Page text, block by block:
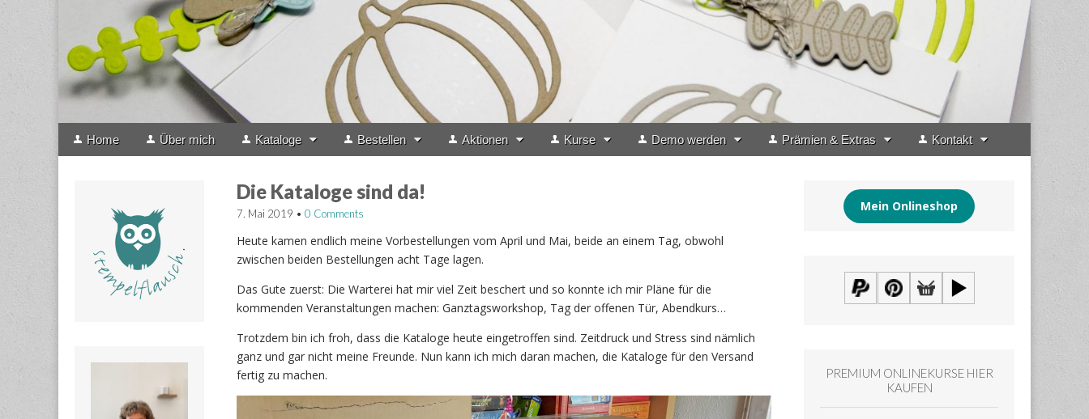
Main
Skip
Home Über mich Kataloge Bestellen Aktionen Kurse Demo werden Prämien & Extras Kontakt
Die Kataloge sind da!
7. Mai 2019 • 0 Comments
Heute kamen endlich meine Vorbestellungen vom April und Mai, beide an einem Tag, obwohl
zwischen beiden Bestellungen acht Tage lagen.
Das Gute zuerst: Die Warterei hat mir viel Zeit beschert und so konnte ich mir Pläne für die
kommenden Veranstaltungen machen: Ganztagsworkshop, Tag der offenen Tür, Abendkurs…
Trotzdem bin ich froh, dass die Kataloge heute eingetroffen sind. Zeitdruck und Stress sind nämlich
ganz und gar nicht meine Freunde. Nun kann ich mich daran machen, die Kataloge für den Versand
fertig zu machen.
Mein Onlineshop
PREMIUM ONLINEKURSE HIER
KAUFEN